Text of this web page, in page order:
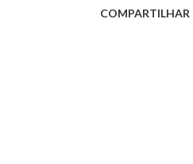
COMPARTILHAR